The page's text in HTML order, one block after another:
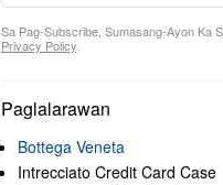
Sa Pag-Subscribe, Sumasang-Ayon Ka
Privacy Policy
Paglalarawan
Bottega Veneta
Intrecciato Credit Card Case